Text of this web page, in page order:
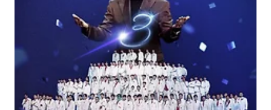
는 본인 신분증과 신청서를 지참하며, 대리인 신청시에는 대리인 신분증, 신청
자 신분증, 신청서(위임동의)를 지참하여야 ..